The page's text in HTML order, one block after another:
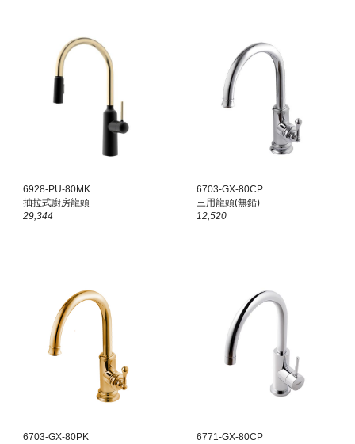
6928-PU-80MK
抽拉式廚房龍頭
29,344
6703-GX-80CP
三用龍頭(無鉛)
12,520
6703-GX-80PK
6771-GX-80CP